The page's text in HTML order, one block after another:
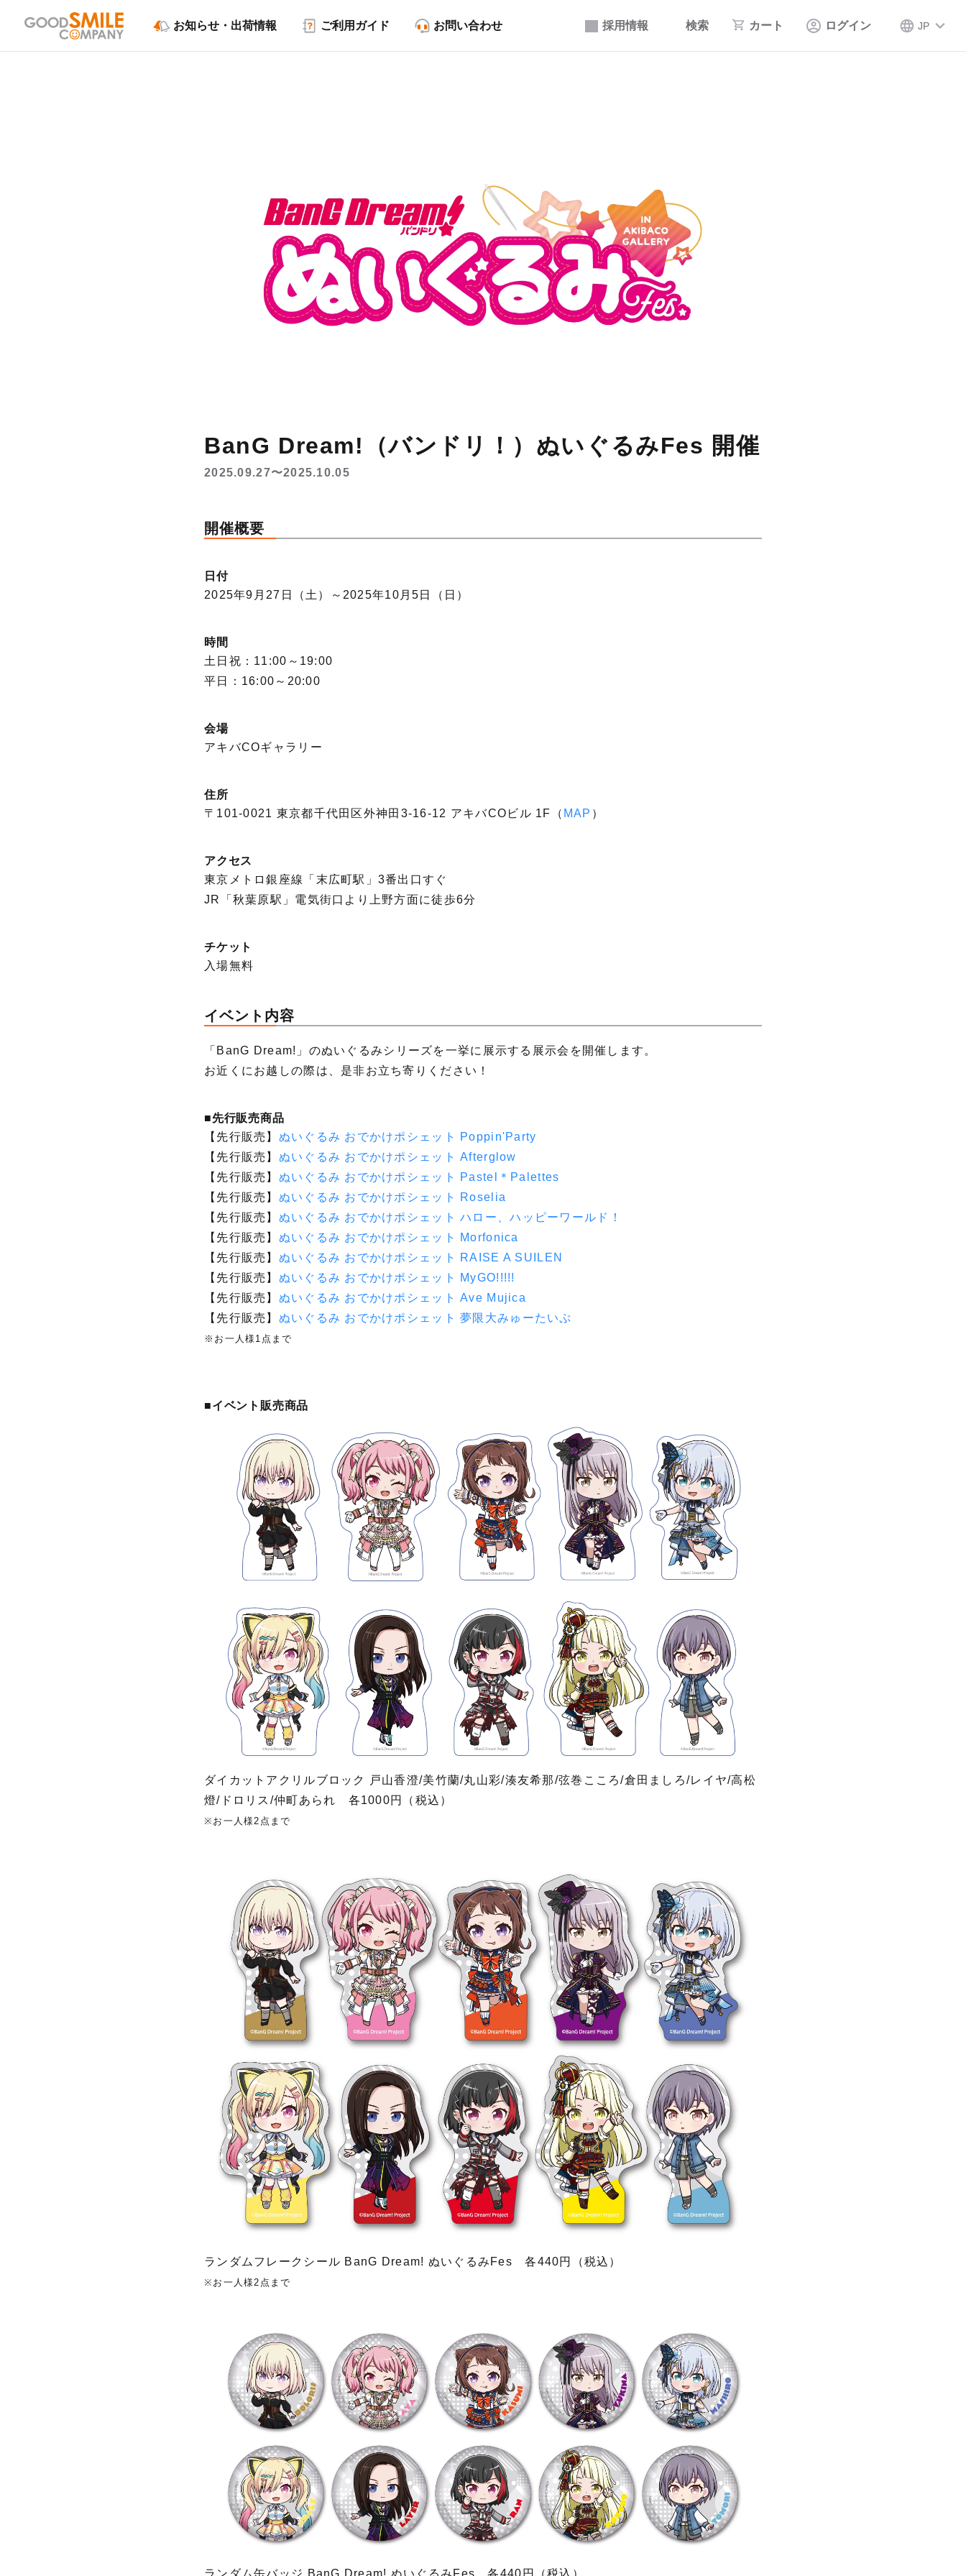
採用情報 検索 カート ログイン JP
お知らせ・出荷情報 ご利用ガイド お問い合わせ
BanG Dream!（バンドリ！）ぬいぐるみFes 開催
2025.09.27〜2025.10.05
開催概要
日付
2025年9月27日（土）～2025年10月5日（日）
時間
土日祝：11:00～19:00
平日：16:00～20:00
会場
アキバCOギャラリー
住所
〒101-0021 東京都千代田区外神田3-16-12 アキバCOビル 1F（ MAP ）
アクセス
東京メトロ銀座線「末広町駅」3番出口すぐ
JR「秋葉原駅」電気街口より上野方面に徒歩6分
チケット
入場無料
イベント内容
「BanG Dream!」のぬいぐるみシリーズを一挙に展示する展示会を開催します。
お近くにお越しの際は、是非お立ち寄りください！
■先行販売商品
【先行販売】 ぬいぐるみ おでかけポシェット Poppin'Party
【先行販売】 ぬいぐるみ おでかけポシェット Afterglow
【先行販売】 ぬいぐるみ おでかけポシェット Pastel＊Palettes
【先行販売】 ぬいぐるみ おでかけポシェット Roselia
【先行販売】 ぬいぐるみ おでかけポシェット ハロー、ハッピーワールド！
【先行販売】 ぬいぐるみ おでかけポシェット Morfonica
【先行販売】 ぬいぐるみ おでかけポシェット RAISE A SUILEN
【先行販売】 ぬいぐるみ おでかけポシェット MyGO!!!!!
【先行販売】 ぬいぐるみ おでかけポシェット Ave Mujica
【先行販売】 ぬいぐるみ おでかけポシェット 夢限大みゅーたいぷ
※お一人様1点まで
■イベント販売商品
ダイカットアクリルブロック 戸山香澄/美竹蘭/丸山彩/湊友希那/弦巻こころ/倉田ましろ/レイヤ/高松
燈/ドロリス/仲町あられ 各1000円（税込）
※お一人様2点まで
ランダムフレークシール BanG Dream! ぬいぐるみFes 各440円（税込）
※お一人様2点まで
ランダム缶バッジ BanG Dream! ぬいぐるみFes 各440円（税込）